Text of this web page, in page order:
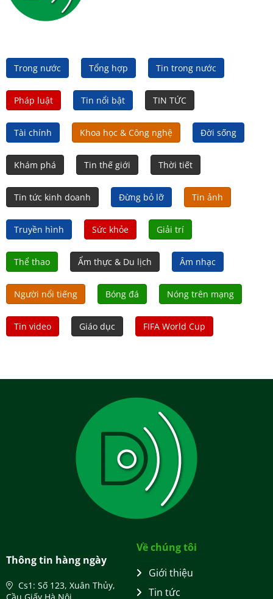
Trong nước Tổng hợp Tin trong nước
Pháp luật Tin nổi bật TIN TỨC
Tài chính Khoa học & Công nghệ Đời sống
Khám phá Tin thế giới Thời tiết
Tin tức kinh doanh Đừng bỏ lỡ Tin ảnh
Truyền hình Sức khỏe Giải trí
Thể thao Ẩm thực & Du lịch Âm nhạc
Người nổi tiếng Bóng đá Nóng trên mạng
Tin video Giáo dục FIFA World Cup
Thông tin hàng ngày
Cs1: Số 123, Xuân Thủy,
Về chúng tôi
Giới thiệu
Tin tức